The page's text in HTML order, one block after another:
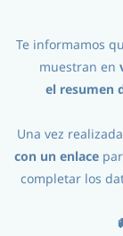
Te informamos
muestran en
el resumen
Una vez
con un enlace
completar los